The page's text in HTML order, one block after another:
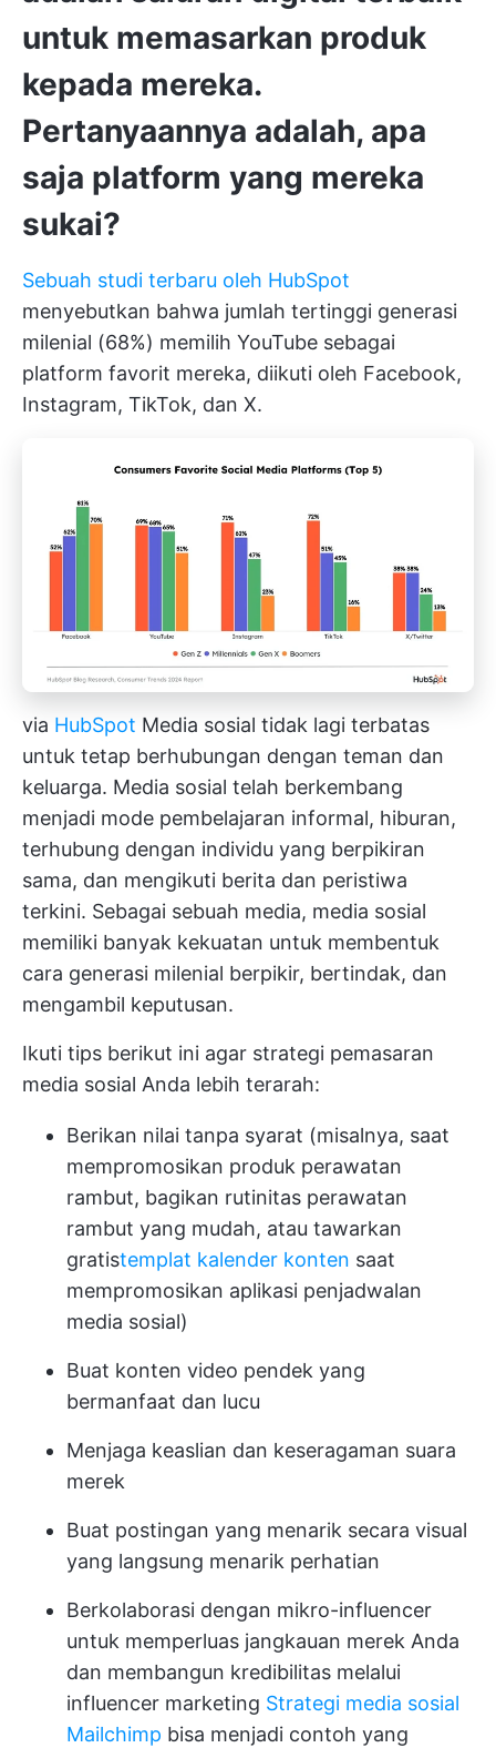
untuk memasarkan produk
kepada mereka.
Pertanyaannya adalah, apa
saja platform yang mereka
sukai?
Sebuah studi terbaru oleh HubSpot
menyebutkan bahwa jumlah tertinggi generasi
milenial (68%) memilih YouTube sebagai
platform favorit mereka, diikuti oleh Facebook,
Instagram, TikTok, dan X.
via HubSpot Media sosial tidak lagi terbatas
untuk tetap berhubungan dengan teman dan
keluarga. Media sosial telah berkembang
menjadi mode pembelajaran informal, hiburan,
terhubung dengan individu yang berpikiran
sama, dan mengikuti berita dan peristiwa
terkini. Sebagai sebuah media, media sosial
memiliki banyak kekuatan untuk membentuk
cara generasi milenial berpikir, bertindak, dan
mengambil keputusan.
Ikuti tips berikut ini agar strategi pemasaran
media sosial Anda lebih terarah:
Berikan nilai tanpa syarat (misalnya, saat
mempromosikan produk perawatan
rambut, bagikan rutinitas perawatan
rambut yang mudah, atau tawarkan
gratistemplat kalender konten saat
mempromosikan aplikasi penjadwalan
media sosial)
Buat konten video pendek yang
bermanfaat dan lucu
Menjaga keaslian dan keseragaman suara
merek
Buat postingan yang menarik secara visual
yang langsung menarik perhatian
Berkolaborasi dengan mikro-influencer
untuk memperluas jangkauan merek Anda
dan membangun kredibilitas melalui
influencer marketing Strategi media sosial
Mailchimp bisa menjadi contoh yang